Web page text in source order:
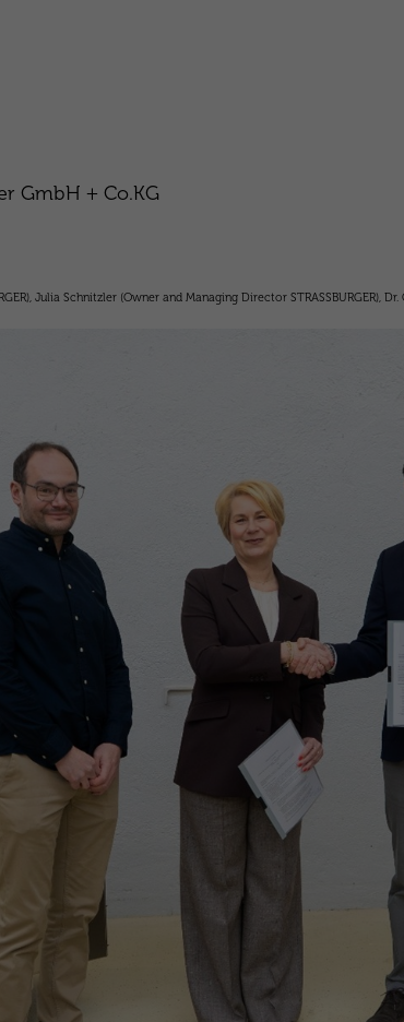
GmbH + Co.KG
Julia Schnitzler (Owner and Managing Director STRASSBURGER), Dr.